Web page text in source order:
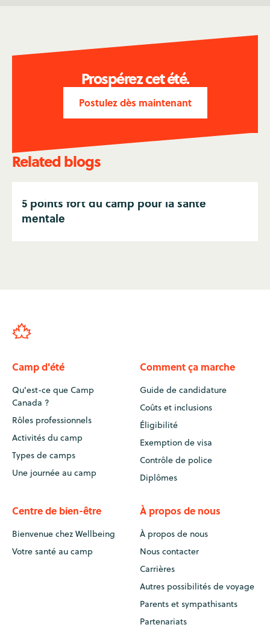
Prospérez cet été.
Postulez dès maintenant
Related blogs
5 points fort du camp pour la santé
mentale
Camp d'été
Qu'est-ce que Camp
Canada ?
Rôles professionnels
Activités du camp
Types de camps
Une journée au camp
Comment ça marche
Guide de candidature
Coûts et inclusions
Éligibilité
Exemption de visa
Contrôle de police
Diplômes
Centre de bien-être
Bienvenue chez Wellbeing
Votre santé au camp
À propos de nous
À propos de nous
Nous contacter
Carrières
Autres possibilités de voyage
Parents et sympathisants
Partenariats